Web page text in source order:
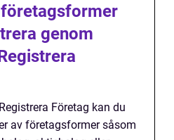
genom
Företag kan du
av företagsformer såsom